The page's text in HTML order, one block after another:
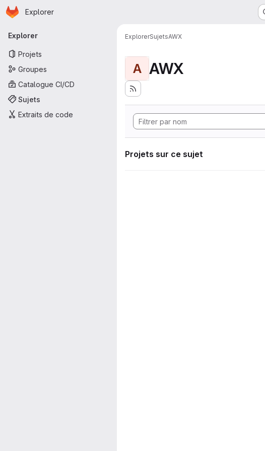
Passer au contenu principal
Page d'accueil
Explorer
Navigation principale
Explorer
Projets
Groupes
Catalogue CI/CD
Sujets
Extraits de code
ExplorerSujetsAWX
A AWX
Projets sur ce sujet